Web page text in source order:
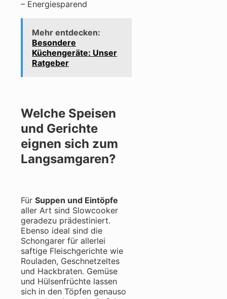
– Energiesparend
Mehr entdecken:
Besondere
Küchengeräte: Unser
Ratgeber
Welche Speisen
und Gerichte
eignen sich zum
Langsamgaren?
Für Suppen und Eintöpfe
aller Art sind Slowcooker
geradezu prädestiniert.
Ebenso ideal sind die
Schongarer für allerlei
saftige Fleischgerichte wie
Rouladen, Geschnetzeltes
und Hackbraten. Gemüse
und Hülsenfrüchte lassen
sich in den Töpfen genauso